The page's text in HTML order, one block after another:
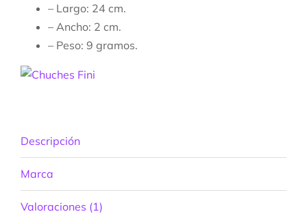
– Largo: 24 cm.
– Ancho: 2 cm.
– Peso: 9 gramos.
Descripción
Marca
Valoraciones (1)